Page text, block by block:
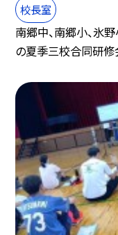
校長室
南郷中、南郷小、氷
の夏季三校合同研修